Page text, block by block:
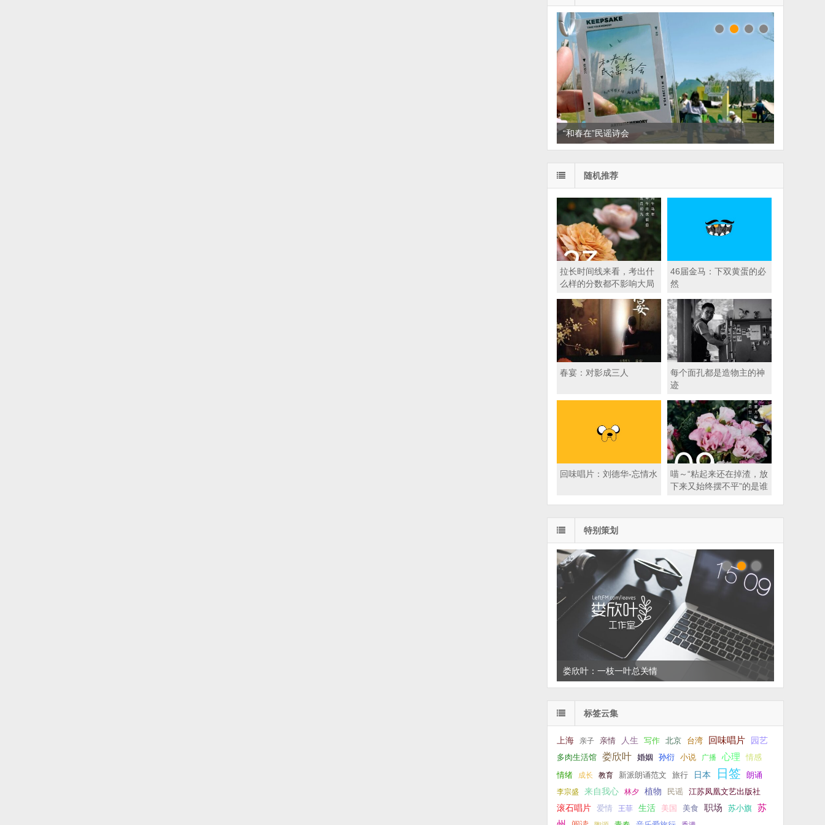
“和春在”民谣诗会
读家书单：悦读，散散班味
随机推荐
拉长时间线来看，考出什
么样的分数都不影响大局
46届金马：下双黄蛋的必
然
春宴：对影成三人
每个面孔都是造物主的神
迹
回味唱片：刘德华-忘情水
喵～“粘起来还在掉渣，放
下来又始终摆不平”的是谁
特别策划
左叔：一生中还有多少个你
标签云集
上海 亲子 亲情 人生 写作 北京 台湾 回味唱片 园艺
多肉生活馆 娄欣叶 婚姻 孙衍 小说 广播 心理 情感
情绪 成长 教育 新派朗诵范文 旅行 日本 日签 朗诵
李宗盛 来自我心 林夕 植物 民谣
江苏凤凰文艺出版社
滚石唱片
爱情 王菲 生活 美国 美食 职场 苏小旗
苏